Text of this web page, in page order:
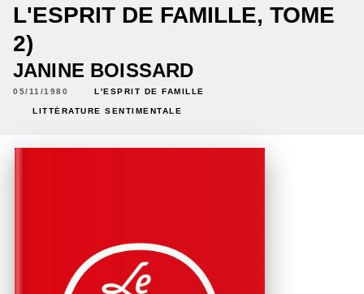
L'ESPRIT DE FAMILLE, TOME
2)
JANINE BOISSARD
05/11/1980 L'ESPRIT DE FAMILLE
LITTÉRATURE SENTIMENTALE